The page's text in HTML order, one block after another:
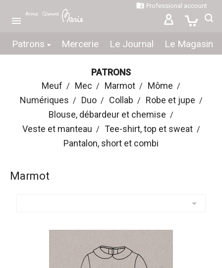
Patrons Mercerie Le Journal Le Magasin
 Professional account

PATRONS
Meuf
Mec Marmot
Môme
Numériques
Duo Collab
Robe et jupe
Blouse, débardeur et chemise
Veste et manteau
Tee-shirt, top et sweat
Pantalon, short et combi
Marmot
